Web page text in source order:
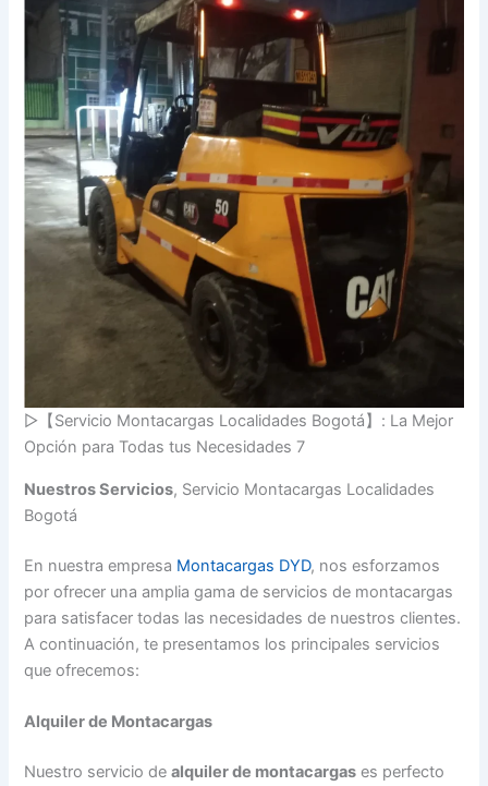
▷【Servicio Montacargas Localidades Bogotá】: La Mejor
Opción para Todas tus Necesidades 7
Nuestros Servicios, Servicio Montacargas Localidades
Bogotá
En nuestra empresa Montacargas DYD, nos esforzamos
por ofrecer una amplia gama de servicios de montacargas
para satisfacer todas las necesidades de nuestros clientes.
A continuación, te presentamos los principales servicios
que ofrecemos:
Alquiler de Montacargas
Nuestro servicio dealquiler de montacargas es perfecto